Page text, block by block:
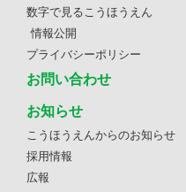
数字で見るこうほうえん
情報公開
プライバシーポリシー
お問い合わせ
お知らせ
こうほうえんからのお知らせ
採用情報
広報